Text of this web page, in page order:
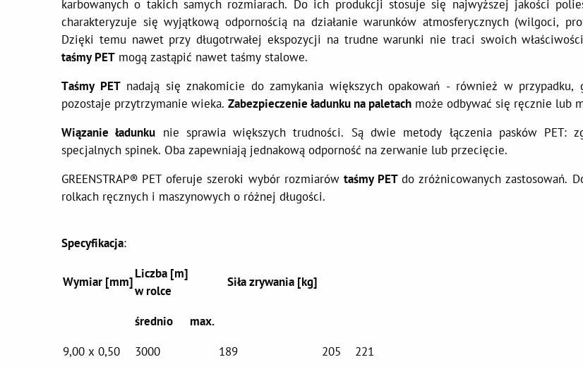
karbowanych o takich samych rozmiarach. Do ich produkcji stosuje się najwyższej jakości
charakteryzuje się wyjątkową odpornością na działanie warunków atmosferycznych (wilgoci,
Dzięki temu nawet przy długotrwałej ekspozycji na trudne warunki nie traci swoich
taśmy PET mogą zastąpić nawet taśmy stalowe.
Taśmy PETnadają się znakomicie do zamykania większych opakowań - również w przypadku,
pozostaje przytrzymanie wieka. Zabezpieczenie ładunku na paletach może odbywać się ręcznie lub
Wiązanie ładunku nie sprawia większych trudności. Są dwie metody łączenia pasków PET:
specjalnych spinek. Oba zapewniają jednakową odporność na zerwanie lub przecięcie.
GREENSTRAP® PET oferuje szeroki wybór rozmiarów taśmy PETdo zróżnicowanych zastosowań.
rolkach ręcznych i maszynowych o różnej długości.
Specyfikacja:
Wymiar [mm]
Liczba [m]
w rolce
Siła zrywania [kg]
średnio
max.
9,00 x 0,50
3000 189 205
221